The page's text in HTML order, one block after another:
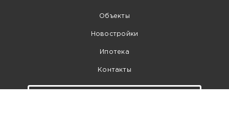
Объекты
Новостройки
Ипотека
Контакты